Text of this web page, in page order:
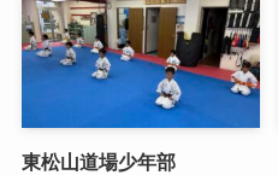
東松山道場少年部